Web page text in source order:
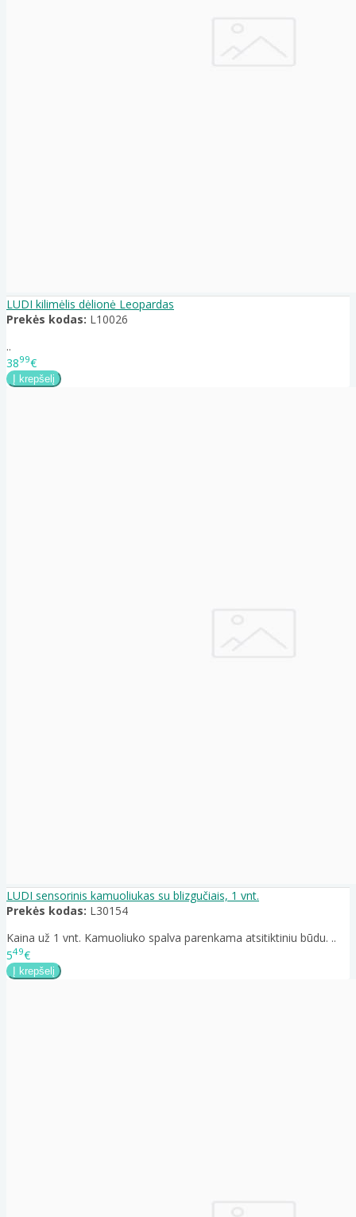
LUDI kilimėlis dėlionė Leopardas
Prekės kodas: L10026
..
3899€
LUDI sensorinis kamuoliukas su blizgučiais, 1 vnt.
Prekės kodas: L30154
Kaina už 1 vnt. Kamuoliuko spalva parenkama atsitiktiniu būdu. ..
549€